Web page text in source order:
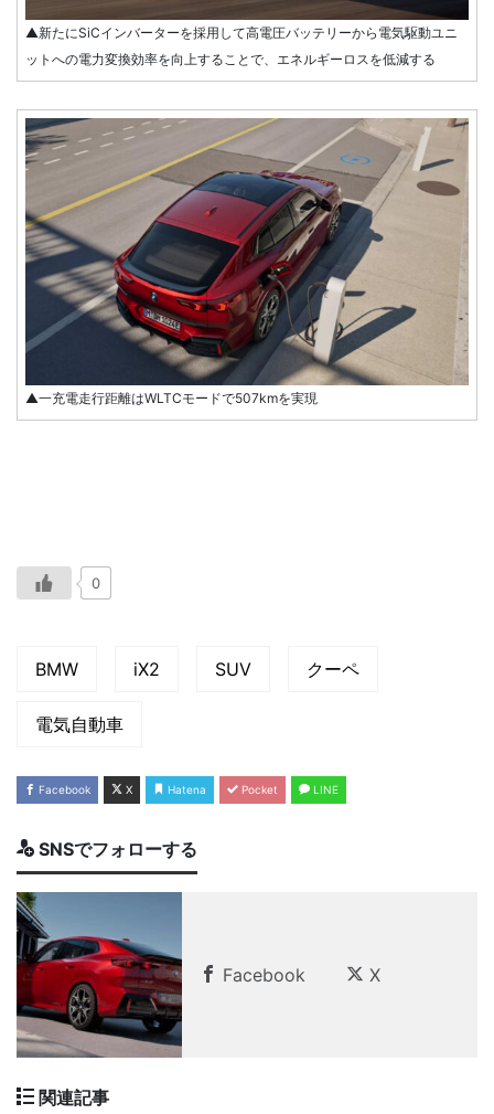
▲新たにSiCインバーターを採用して高電圧バッテリーから電気駆動ユニ
ットへの電力変換効率を向上することで、エネルギーロスを低減する
▲一充電走行距離はWLTCモードで507kmを実現
0
BMW iX2 SUV クーペ
電気自動車
Facebook X Hatena Pocket LINE
SNSでフォローする
Facebook X
関連記事